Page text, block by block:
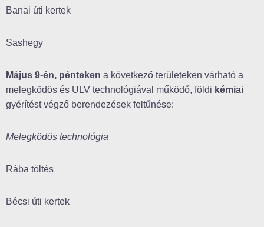
Banai úti kertek
Sashegy
Május 9-én, pénteken a következő területeken várható a
melegködös és ULV technológiával működő, földi kémiai
gyérítést végző berendezések feltűnése:
Melegködös technológia
Rába töltés
Bécsi úti kertek